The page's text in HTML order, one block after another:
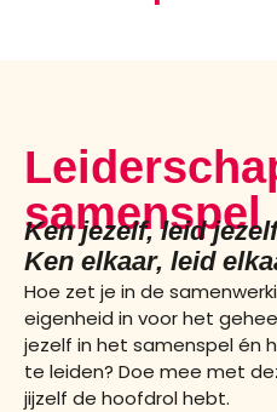
samenspel
Ken jezelf, leid
Ken elkaar, leid
Hoe zet je in de
eigenheid in voor het
jezelf in het samenspel én
te leiden? Doe mee met
jijzelf de hoofdrol hebt.